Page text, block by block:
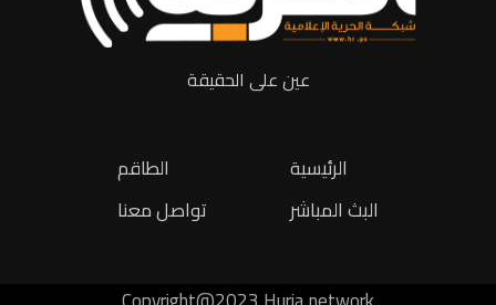
عين على الحقيقة
الطاقم
تواصل معنا
الرئيسية
البث المباشر